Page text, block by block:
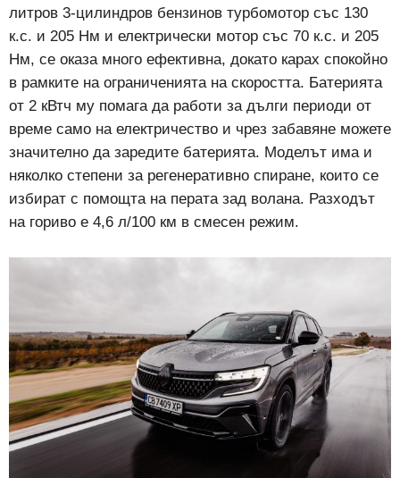
литров 3-цилиндров бензинов турбомотор със 130
к.с. и 205 Нм и електрически мотор със 70 к.с. и 205
Нм, се оказа много ефективна, докато карах спокойно
в рамките на ограниченията на скоростта. Батерията
от 2 кВтч му помага да работи за дълги периоди от
време само на електричество и чрез забавяне можете
значително да заредите батерията. Моделът има и
няколко степени за регенеративно спиране, които се
избират с помощта на перата зад волана. Разходът
на гориво е 4,6 л/100 км в смесен режим.